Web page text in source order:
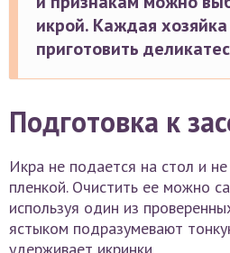
икрой. Каждая
приготовить
Подготовка к
Икра не подается на стол и
пленкой. Очистить ее можно
используя один из
ястыком подразумевают